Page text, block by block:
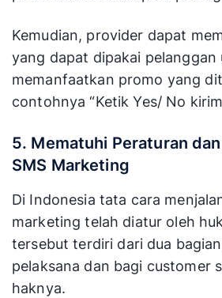
Kemudian, provider dapat
yang dapat dipakai pelanggan
memanfaatkan promo yang
contohnya “Ketik Yes/ No
5. Mematuhi Peraturan
SMS Marketing
Di Indonesia tata cara
marketing telah diatur oleh
tersebut terdiri dari dua
pelaksana dan bagi customer
haknya.